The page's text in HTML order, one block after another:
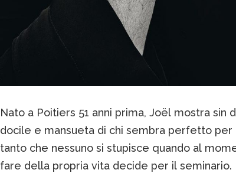
Nato a Poitiers 51 anni prima, Joël mostra sin
docile e mansueta di chi sembra perfetto per
tanto che nessuno si stupisce quando al
fare della propria vita decide per il seminario.